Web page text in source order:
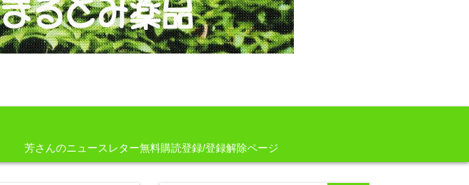
芳さんのニュースレター無料購読登録/登録解除ページ